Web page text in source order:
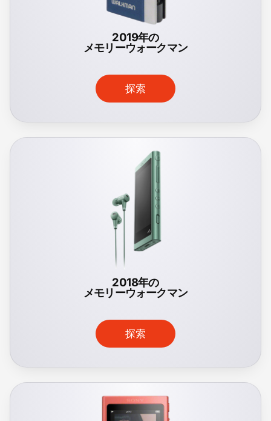
2019年の
メモリーウォークマン
探索
2018年の
メモリーウォークマン
探索